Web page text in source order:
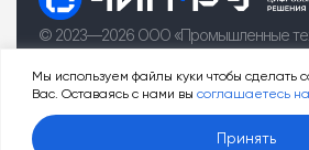
Мы используем файлы куки чтобы сделать
Вас. Оставаясь с нами вы соглашаетесь
Принять
© 2023—2026 ООО «Промышленные